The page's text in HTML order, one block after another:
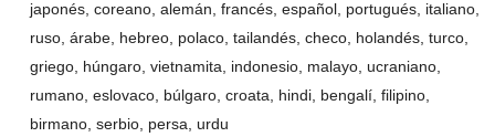
japonés, coreano, alemán, francés, español, portugués, italiano,
ruso, árabe, hebreo, polaco, tailandés, checo, holandés, turco,
griego, húngaro, vietnamita, indonesio, malayo, ucraniano,
rumano, eslovaco, búlgaro, croata, hindi, bengalí, filipino,
birmano, serbio, persa, urdu